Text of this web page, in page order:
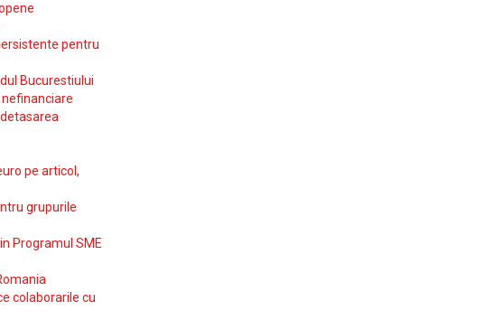
pentru
Bucurestiului
pe articol,
grupurile
Programul SME
colaborarile cu